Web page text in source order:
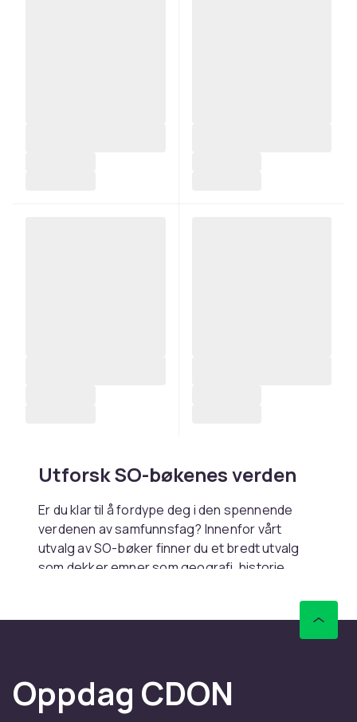
Utforsk SO-bøkenes verden
Er du klar til å fordype deg i den spennende
verdenen av samfunnsfag? Innenfor vårt
utvalg av SO-bøker finner du et bredt utvalg
som dekker emner som geografi, historie,
utformet for å gi deg en grundig forståelse og
innsikt i ulike sosiale spørsmål, historiske
kilder til studiene dine, eller bare elsker å lære
mer om verden, finnes det noe for deg i vårt
Oppdag CDON